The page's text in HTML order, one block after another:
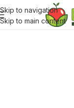
Skip to navigation
Skip to main content